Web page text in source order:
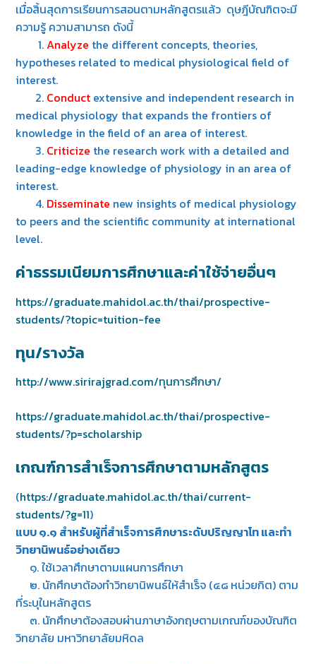
เมื่อสิ้นสุดการเรียนการสอนตามหลักสูตรแล้ว ดุษฎีบัณฑิตจะมี
ความรู้ ความสามารถ ดังนี้
1.Analyze the different concepts, theories,
hypotheses related to medical physiological field of
interest.
2. Conduct extensive and independent research in
medical physiology that expands the frontiers of
knowledge in the field of an area of interest.
3. Criticize the research work with a detailed and
leading-edge knowledge of physiology in an area of
interest.
4. Disseminate new insights of medical physiology
to peers and the scientific community at international
level.
ค่าธรรมเนียมการศึกษาและค่าใช้จ่ายอื่นๆ
https://graduate.mahidol.ac.th/thai/prospective-
students/?topic=tuition-fee
ทุน/รางวัล
http://www.sirirajgrad.com/ทุนการศึกษา/
https://graduate.mahidol.ac.th/thai/prospective-
students/?p=scholarship
เกณฑ์การสำเร็จการศึกษาตามหลักสูตร
(https://graduate.mahidol.ac.th/thai/current-
students/?g=11)
แบบ ๑.๑ สำหรับผู้ที่สำเร็จการศึกษาระดับปริญญาโท และทำ
วิทยานิพนธ์อย่างเดียว
๑. ใช้เวลาศึกษาตามแผนการศึกษา
๒. นักศึกษาต้องทำวิทยานิพนธ์ให้สำเร็จ (๔๘ หน่วยกิต) ตาม
ที่ระบุในหลักสูตร
๓. นักศึกษาต้องสอบผ่านภาษาอังกฤษตามเกณฑ์ของบัณฑิต
วิทยาลัย มหาวิทยาลัยมหิดล